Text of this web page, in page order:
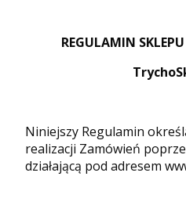
REGULAMIN
Niniejszy Regulamin
realizacji Zamówień
działającą pod adresem